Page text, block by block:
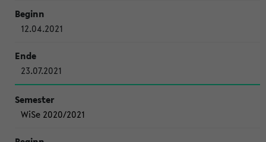
12.04.2021
23.07.2021
WiSe 2020/2021